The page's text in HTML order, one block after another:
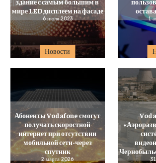
Новости
мире LED дисплеем на фасаде
6 июля 2023 1
Абоненты Vodafone смогут
получать скоростной
интернет при отсутствии
мобильной сети-через
спутник
2 марта 2026